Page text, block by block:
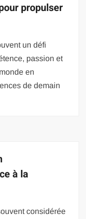
propulser
un défi
passion et
en
de demain
à la
considérée